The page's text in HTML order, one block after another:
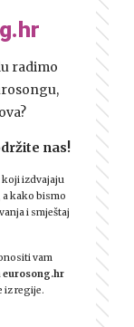
radimo
nas!
koji izdvajaju
a kako bismo
i smještaj
vam
eurosong.hr
iz regije.